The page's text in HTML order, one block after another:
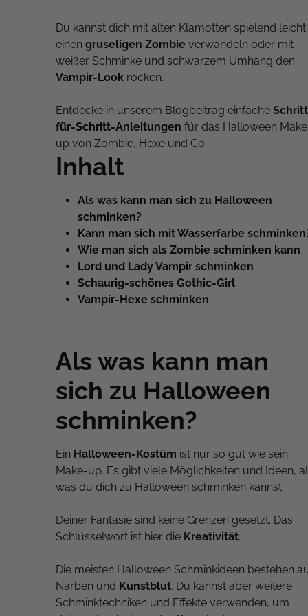
Du kannst dich mit alten Klamotten spielend leicht
einen gruseligen Zombie verwandeln oder mit
weißer Schminke und schwarzem Umhang den
Vampir-Look rocken.
Entdecke in unserem Blogbeitrag einfache
für-Schritt-Anleitungen für das Halloween
up von Zombie, Hexe und Co.
Inhalt
Als was kann man sich zu Halloween
schminken?
Kann man sich mit Wasserfarbe
Wie man sich als Zombie schminken kann
Lord und Lady Vampir schminken
Schaurig-schönes Gothic-Girl
Vampir-Hexe schminken
Als was kann man
sich zu Halloween
schminken?
Ein Halloween-Kostüm ist nur so gut wie sein
Make-up. Es gibt viele Möglichkeiten und Ideen,
was du dich zu Halloween schminken kannst.
Deiner Fantasie sind keine Grenzen gesetzt. Das
Schlüsselwort ist hier die Kreativität.
Die meisten Halloween Schminkideen bestehen
Narben und Kunstblut. Du kannst aber weitere
Schminktechniken und Effekte verwenden, um